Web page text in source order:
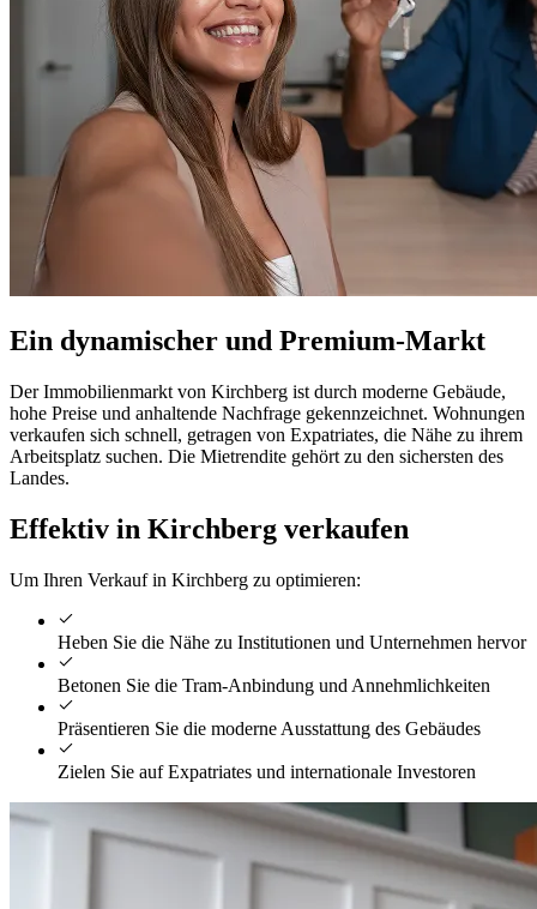
Ein dynamischer und Premium-Markt
Der Immobilienmarkt von Kirchberg ist durch moderne Gebäude,
hohe Preise und anhaltende Nachfrage gekennzeichnet. Wohnungen
verkaufen sich schnell, getragen von Expatriates, die Nähe zu ihrem
Arbeitsplatz suchen. Die Mietrendite gehört zu den sichersten des
Landes.
Effektiv in Kirchberg verkaufen
Um Ihren Verkauf in Kirchberg zu optimieren:
Heben Sie die Nähe zu Institutionen und Unternehmen hervor
Betonen Sie die Tram-Anbindung und Annehmlichkeiten
Präsentieren Sie die moderne Ausstattung des Gebäudes
Zielen Sie auf Expatriates und internationale Investoren